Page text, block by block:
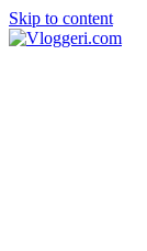
Skip to content